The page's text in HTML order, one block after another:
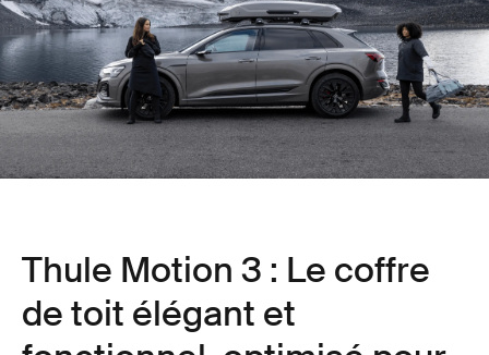
Thule Motion 3 : Le coffre
de toit élégant et